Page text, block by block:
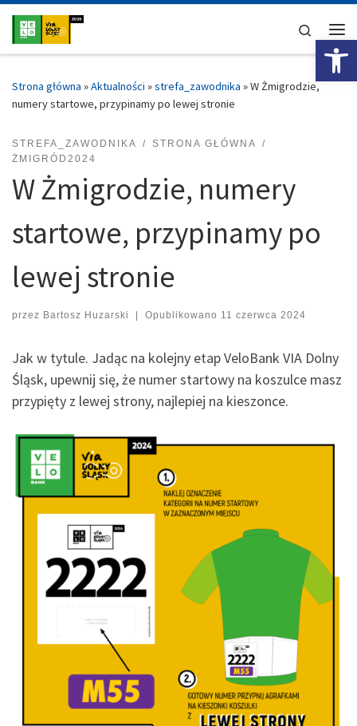
Przejdź do treści
Search
Strona główna »Aktualności »strefa_zawodnika »W Żmigrodzie,
numery startowe, przypinamy po lewej stronie
STREFA_ZAWODNIKA
STRONA GŁÓWNA
ŻMIGRÓD2024
W Żmigrodzie, numery
startowe, przypinamy po
lewej stronie
przez Bartosz Huzarski Opublikowano 11 czerwca 2024
Jak w tytule. Jadąc na kolejny etap VeloBank VIA Dolny
Śląsk, upewnij się, że numer startowy na koszulce masz
przypięty z lewej strony, najlepiej na kieszonce.